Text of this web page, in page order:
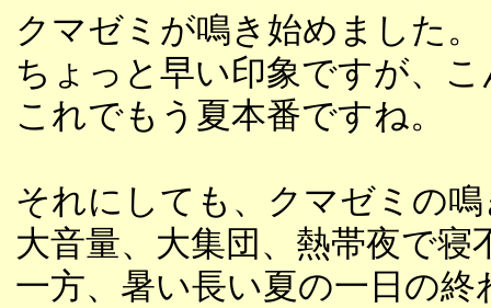
クマゼミが鳴き始めました。
ちょっと早い印象ですが、
これでもう夏本番ですね。
それにしても、クマゼミの
大音量、大集団、熱帯夜で
一方、暑い長い夏の一日の